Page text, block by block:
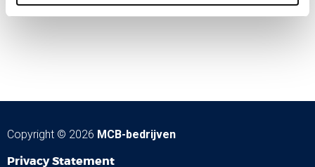
Copyright © 2026 MCB-bedrijven
Privacy Statement